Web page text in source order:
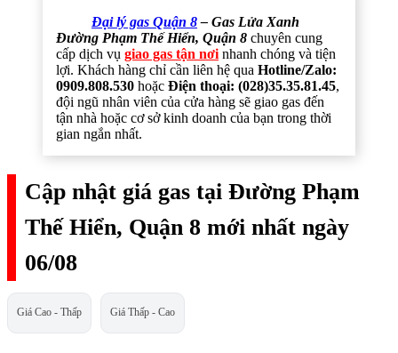
Đại lý gas Quận 8– Gas Lửa Xanh
Đường Phạm Thế Hiển, Quận 8 chuyên cung
cấp dịch vụ giao gas tận nơi nhanh chóng và tiện
lợi. Khách hàng chỉ cần liên hệ qua Hotline/Zalo:
0909.808.530 hoặc Điện thoại: (028)35.35.81.45,
đội ngũ nhân viên của cửa hàng sẽ giao gas đến
tận nhà hoặc cơ sở kinh doanh của bạn trong thời
gian ngắn nhất.
Cập nhật giá gas tại Đường Phạm
Thế Hiển, Quận 8 mới nhất ngày
06/08
Giá Cao - Thấp Giá Thấp - Cao